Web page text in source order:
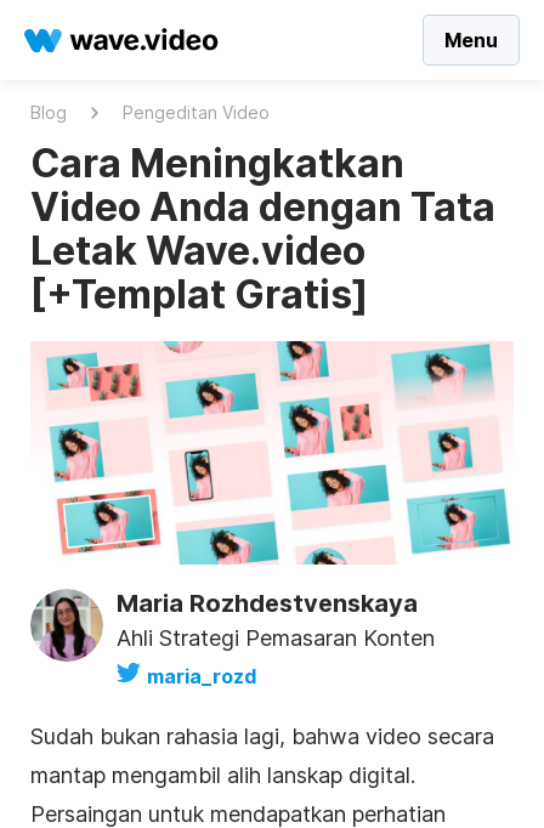
Menu
Blog Pengeditan Video
Cara Meningkatkan
Video Anda dengan Tata
Letak Wave.video
[+Templat Gratis]
Maria Rozhdestvenskaya
Ahli Strategi Pemasaran Konten
maria_rozd
Sudah bukan rahasia lagi, bahwa video secara
mantap mengambil alih lanskap digital.
Persaingan untuk mendapatkan perhatian